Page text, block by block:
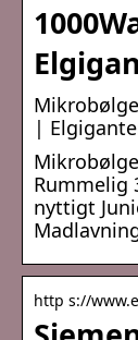
|
Rummelig
nyttigt
http s://